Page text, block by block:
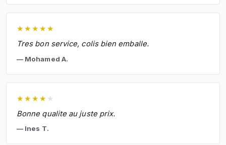
★ ★ ★ ★ ★
Tres bon service, colis bien emballe.
Mohamed A.
★ ★ ★ ★ ★
Bonne qualite au juste prix.
Ines T.